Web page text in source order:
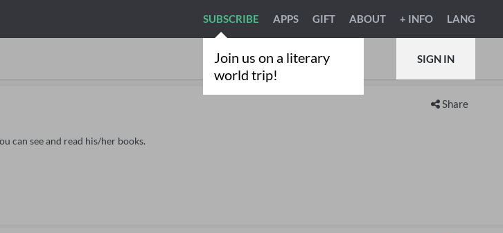
Join us on a literary
world trip!
SUBSCRIBE APPS GIFT ABOUT + INFO LANG
SIGN IN
Share
can see and read his/her books.